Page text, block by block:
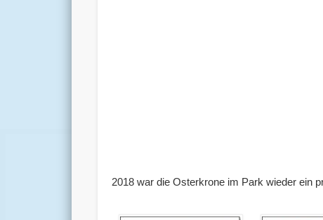
2018 war die Osterkrone im Park wieder ein